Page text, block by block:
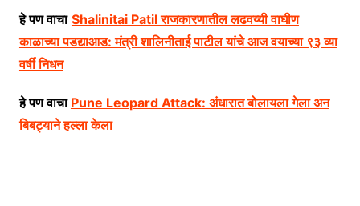
हे पण वाचा Shalinitai Patil राजकारणातील लढवय्यी वाघीण
काळाच्या पडद्याआड: मंत्री शालिनीताई पाटील यांचे आज वयाच्या ९३ व्या
वर्षी निधन
हे पण वाचा Pune Leopard Attack: अंधारात बोलायला गेला अन
बिबट्याने हल्ला केला